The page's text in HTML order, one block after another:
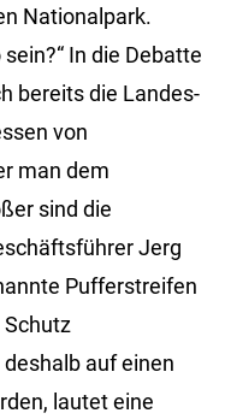
Nationalpark.
In die Debatte
bereits die Landes-
von
man dem
sind die
Jerg
Pufferstreifen
auf einen
lautet eine